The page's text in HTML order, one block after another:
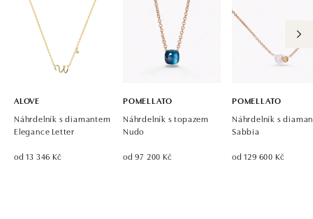
ALOVE
Náhrdelník s diamantem
Elegance Letter
od 13 346 Kč
POMELLATO
Náhrdelník s topazem
Nudo
od 97 200 Kč
POMELLATO
Náhrdelník s
Sabbia
od 129 600 Kč